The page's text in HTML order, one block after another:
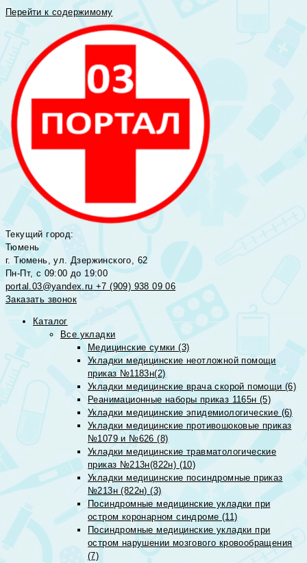
Перейти к содержимому
Текущий город:
Тюмень
г. Тюмень, ул. Дзержинского, 62
Пн-Пт, с 09:00 до 19:00
portal.03@yandex.ru +7 (909) 938 09 06
Заказать звонок
Каталог
Все укладки
Медицинские сумки (3)
Укладки медицинские неотложной помощи
приказ №1183н(2)
Укладки медицинские врача скорой помощи (6)
Реанимационные наборы приказ 1165н (5)
Укладки медицинские эпидемиологические (6)
Укладки медицинские противошоковые приказ
№1079 и №626 (8)
Укладки медицинские травматологические
приказ №213н(822н) (10)
Укладки медицинские посиндромные приказ
№213н (822н) (3)
Посиндромные медицинские укладки при
остром коронарном синдроме (11)
Посиндромные медицинские укладки при
остром нарушении мозгового кровообращения
(7)